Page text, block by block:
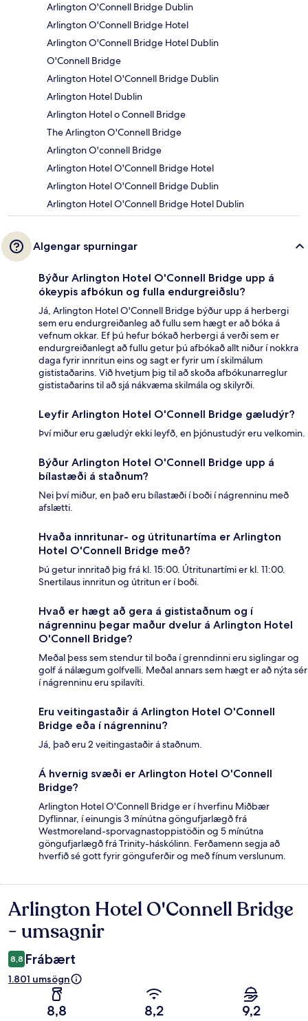
Arlington O'Connell Bridge Dublin
Arlington O'Connell Bridge Hotel
Arlington O'Connell Bridge Hotel Dublin
O'Connell Bridge
Arlington Hotel O'Connell Bridge Dublin
Arlington Hotel Dublin
Arlington Hotel o Connell Bridge
The Arlington O'Connell Bridge
Arlington O'connell Bridge
Arlington Hotel O'Connell Bridge Hotel
Arlington Hotel O'Connell Bridge Dublin
Arlington Hotel O'Connell Bridge Hotel Dublin
Algengar spurningar
Býður Arlington Hotel O'Connell Bridge upp á
ókeypis afbókun og fulla endurgreiðslu?
Já, Arlington Hotel O'Connell Bridge býður upp á herbergi
sem eru endurgreiðanleg að fullu sem hægt er að bóka á
vefnum okkar. Ef þú hefur bókað herbergi á verði sem er
endurgreiðanlegt að fullu getur þú afbókað allt niður í nokkra
daga fyrir innritun eins og sagt er fyrir um í skilmálum
gististaðarins. Við hvetjum þig til að skoða afbókunarreglur
gististaðarins til að sjá nákvæma skilmála og skilyrði.
Leyfir Arlington Hotel O'Connell Bridge gæludýr?
Því miður eru gæludýr ekki leyfð, en þjónustudýr eru velkomin.
Býður Arlington Hotel O'Connell Bridge upp á
bílastæði á staðnum?
Nei því miður, en það eru bílastæði í boði í nágrenninu með
afslætti.
Hvaða innritunar- og útritunartíma er Arlington
Hotel O'Connell Bridge með?
Þú getur innritað þig frá kl. 15:00. Útritunartími er kl. 11:00.
Snertilaus innritun og útritun er í boði.
Hvað er hægt að gera á gististaðnum og í
nágrenninu þegar maður dvelur á Arlington Hotel
O'Connell Bridge?
Meðal þess sem stendur til boða í grenndinni eru siglingar og
golf á nálægum golfvelli. Meðal annars sem hægt er að nýta sér
í nágrenninu eru spilavíti.
Eru veitingastaðir á Arlington Hotel O'Connell
Bridge eða í nágrenninu?
Já, það eru 2 veitingastaðir á staðnum.
Á hvernig svæði er Arlington Hotel O'Connell
Bridge?
Arlington Hotel O'Connell Bridge er í hverfinu Miðbær
Dyflinnar, í einungis 3 mínútna göngufjarlægð frá
Westmoreland-sporvagnastoppistöðin og 5 mínútna
göngufjarlægð frá Trinity-háskólinn. Ferðamenn segja að
hverfið sé gott fyrir gönguferðir og með fínum verslunum.
Umsagnir
Arlington Hotel O'Connell Bridge
- umsagnir
8,8 Frábært
1.801 umsögn
8,8 8,2 9,2